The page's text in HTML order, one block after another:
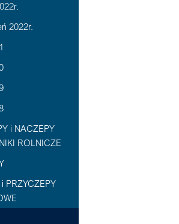
2022r.
i NACZEPY
ROLNICZE
PRZYCZEPY